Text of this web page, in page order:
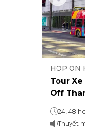
HOP ON
Tour
Off
24, 48
Thuyết